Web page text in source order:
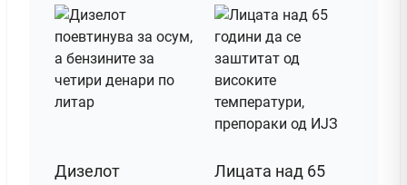
Дизелот
Лицата над 65